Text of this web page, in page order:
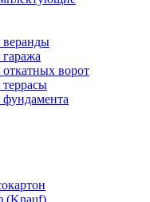
веранды
ворот
(Knauf)